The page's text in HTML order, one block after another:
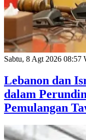
Sabtu, 8 Agt 2026 08:57
Lebanon dan
dalam
Pemulangan